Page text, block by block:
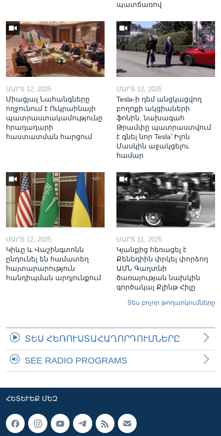
պատճառով
ՄԱՐՏ 12, 2025
Միացյալ Նահանգները
ողջունում է Ուկրաինայի
պատրաստակամությունը
հրադադարի
հաստատման հարցում
ՄԱՐՏ 12, 2025
Tesla-ի դեմ անցկացվող
բողոքի ակցիաների
ֆոնին, նախագահ
Թրամփը պատրաստվում
է գնել նոր Tesla՝ Իլոն
Մասկին աջակցելու
համար
ՄԱՐՏ 12, 2025
Կիևը և Վաշինգտոնն
ընդունել են համատեղ
հայտարարություն
հանդիպման արդյունքում
ՄԱՐՏ 11, 2025
Կյանքից հեռացել է
Քենեդիին փրկել փորձող
ԱՄՆ Գաղտնի
ծառայության նախկին
գործակալ Քլինթ Հիլը
Տես բոլոր թողարկումները
ՏԵՍ ՀԵՌՈՒՍՏԱՀԱՂՈՐԴՈՒՄՆԵՐԸ
SEE RADIO PROGRAMS
ՀԵՏԵՒԵՔ ՄԵԶ